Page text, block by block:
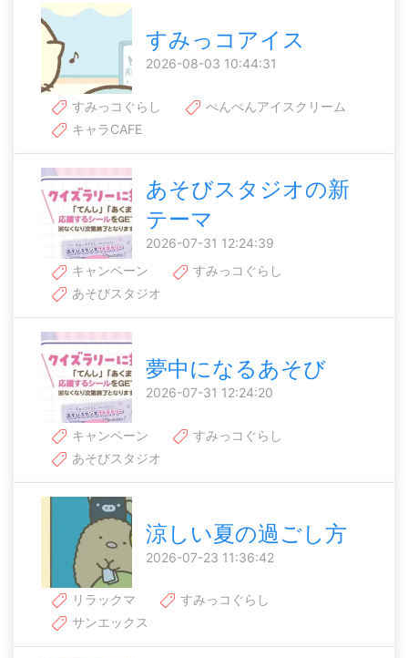
すみっコアイス
2026-08-03 10:44:31
すみっコぐらし
ぺんぺんアイスクリーム
キャラCAFE
あそびスタジオの新
テーマ
2026-07-31 12:24:39
キャンペーン
すみっコぐらし
あそびスタジオ
夢中になるあそび
2026-07-31 12:24:20
キャンペーン
すみっコぐらし
あそびスタジオ
涼しい夏の過ごし方
2026-07-23 11:36:42
リラックマ
すみっコぐらし
サンエックス